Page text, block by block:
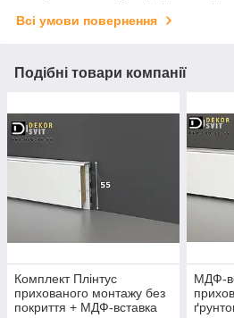
Всі умови повернення
Подібні товари компанії
Комплект Плінтус
прихованого монтажу без
покриття + МДФ-вставка
МДФ-